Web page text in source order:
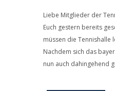
Liebe Mitglieder der
Euch gestern bereits
müssen die Tennishalle
Nachdem sich das
nun auch dahingehend